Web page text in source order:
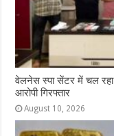
वेलनेस स्पा सेंटर में चल
आरोपी गिरफ्तार
August 10, 2026